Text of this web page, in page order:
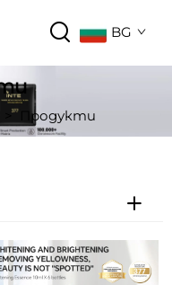
BG
> Продукти